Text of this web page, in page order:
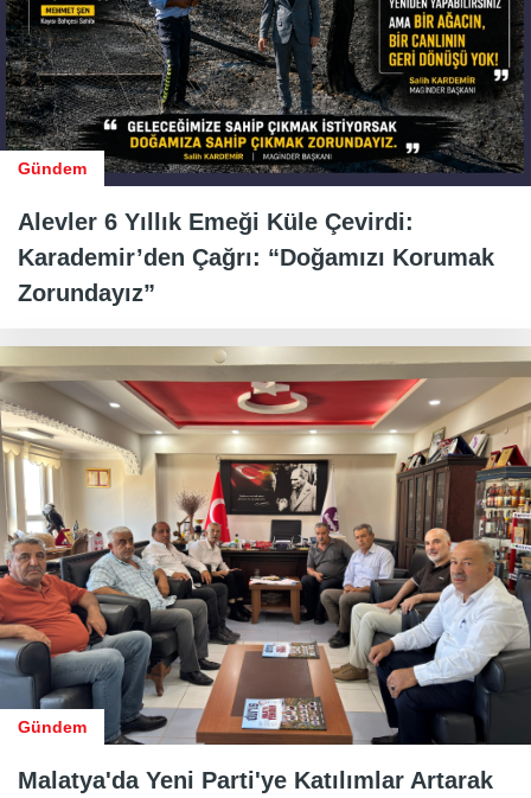
Gündem
Alevler 6 Yıllık Emeği Küle Çevirdi:
Karademir’den Çağrı: “Doğamızı Korumak
Zorundayız”
Gündem
Malatya'da Yeni Parti'ye Katılımlar Artarak